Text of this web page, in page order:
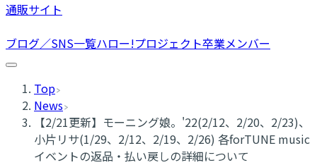
通販サイト
ブログ／SNS一覧ハロー!プロジェクト卒業メンバー
Top
News
【2/21更新】モーニング娘。'22(2/12、2/20、2/23)、
小片リサ(1/29、2/12、2/19、2/26) 各forTUNE music
イベントの返品・払い戻しの詳細について